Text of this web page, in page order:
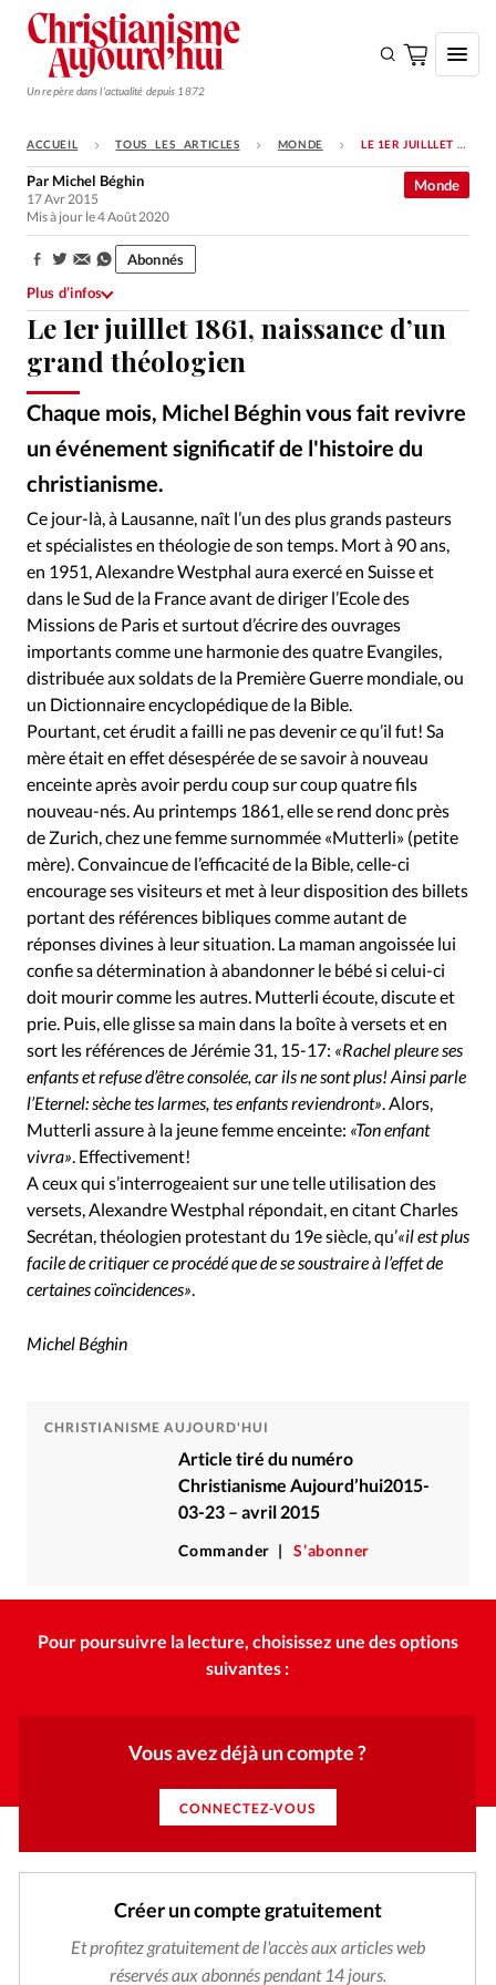
Un repère dans l'actualité depuis 1872
S'ABONNER
Monde
Opinions
Tous les articles
Faire un don
Emploi
Se connecter
Édition: Internationale
Devise:CHF
RUBRIQUES
Tous les articles
Actualité chrétienne
Actualité internationale
Chronique
Culture
Dossier
Eglises Foi Génération réveil
Monde
Opinions
Publireportage
Relations Aujourd'hui
Société
Tour du monde des Eglises
Trait d'Ixène
Vécu
Vie Intérieure
ACCUEIL TOUS LES ARTICLES MONDE LE 1ER JUILLLET 1861, NAISSANCE D’UN GRAND THÉOLOGIEN
Le 1er juilllet 1861, naissance d’un
grand théologien
Chaque mois, Michel Béghin vous fait revivre
un événement significatif de l'histoire du
christianisme.
Monde
Par Michel Béghin
17 Avr 2015
Mis à jour le 4 Août 2020
Partager:
Abonnés
Plus d’infos
Ce jour-là, à Lausanne, naît l’un des plus grands pasteurs
et spécialistes en théologie de son temps. Mort à 90 ans,
en 1951, Alexandre Westphal aura exercé en Suisse et
dans le Sud de la France avant de diriger l’Ecole des
Missions de Paris et surtout d’écrire des ouvrages
importants comme une harmonie des quatre Evangiles,
distribuée aux soldats de la Première Guerre mondiale, ou
un Dictionnaire encyclopédique de la Bible.
Pourtant, cet érudit a failli ne pas devenir ce qu’il fut! Sa
mère était en effet désespérée de se savoir à nouveau
enceinte après avoir perdu coup sur coup quatre fils
nouveau-nés. Au printemps 1861, elle se rend donc près
de Zurich, chez une femme surnommée «Mutterli» (petite
mère). Convaincue de l’efficacité de la Bible, celle-ci
encourage ses visiteurs et met à leur disposition des billets
portant des références bibliques comme autant de
réponses divines à leur situation. La maman angoissée lui
confie sa détermination à abandonner le bébé si celui-ci
doit mourir comme les autres. Mutterli écoute, discute et
prie. Puis, elle glisse sa main dans la boîte à versets et en
sort les références de Jérémie 31, 15-17: «Rachel pleure ses
enfants et refuse d’être consolée, car ils ne sont plus! Ainsi parle
l’Eternel: sèche tes larmes, tes enfants reviendront» . Alors,
Mutterli assure à la jeune femme enceinte: «Ton enfant
vivra» . Effectivement!
A ceux qui s’interrogeaient sur une telle utilisation des
versets, Alexandre Westphal répondait, en citant Charles
Secrétan, théologien protestant du 19e siècle, qu’«il est plus
facile de critiquer ce procédé que de se soustraire à l’effet de
certaines coïncidences»
Michel Béghin
CHRISTIANISME AUJOURD'HUI
Article tiré du numéro
Christianisme Aujourd’hui2015-
03-23 – avril 2015
Commander S’abonner
Pour poursuivre la lecture, choisissez une des options
suivantes :
Vous avez déjà un compte ?
CONNECTEZ-VOUS
Créer un compte gratuitement
Et profitez gratuitement de l'accès aux articles web
réservés aux abonnés pendant 14 jours.